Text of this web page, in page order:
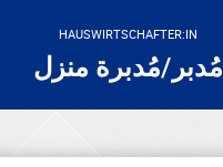
HAUSWIRTSCHAFTER:IN
مُدبر/مُدبرة منزل